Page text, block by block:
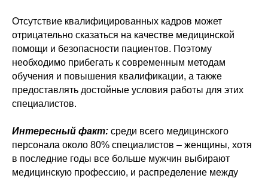
Отсутствие квалифицированных кадров может
отрицательно сказаться на качестве медицинской
помощи и безопасности пациентов. Поэтому
необходимо прибегать к современным методам
обучения и повышения квалификации, а также
предоставлять достойные условия работы для этих
специалистов.
Интересный факт: среди всего медицинского
персонала около 80% специалистов – женщины, хотя
в последние годы все больше мужчин выбирают
медицинскую профессию, и распределение между